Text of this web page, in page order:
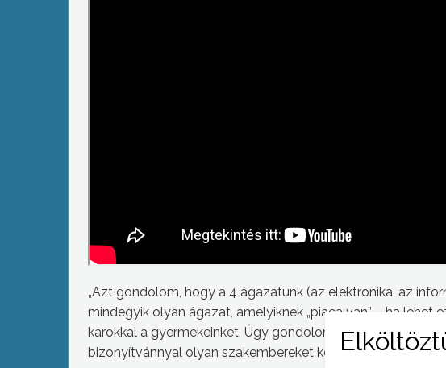
„Azt gondolom, hogy a 4 ágazatunk (az elektronika, az
mindegyik olyan ágazat, amelyiknek „piaca van” – ha lehet
karokkal a gyermekeinket. Úgy gondolom, hogy a
bizonyítvánnyal olyan szakembereket képzünk, akik meg